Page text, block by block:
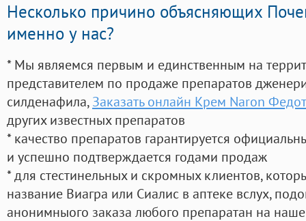
Несколько причино объясняющих
именно у нас?
* Мы являемся первым и единственным на
представителем по продаже препаратов
силденафила, Заказать онлайн Крем Naron
других известных препаратов
* качество препаратов гарантируется
и успешно подтверждается годами продаж
* для стестинельных и скромных клиентов,
название Виагра или Сиалис в аптеке вслух,
анонимныого заказа любого препаратан на